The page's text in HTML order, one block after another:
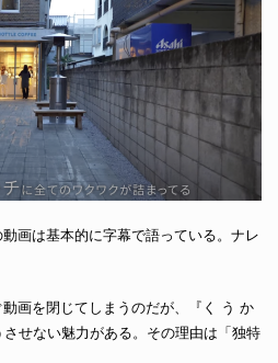
画は基本的に字幕で語っている。ナレ
画を閉じてしまうのだが、『く う か
せない魅力がある。その理由は「独特